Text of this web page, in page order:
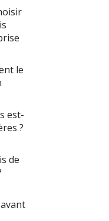
le
est-
?
de